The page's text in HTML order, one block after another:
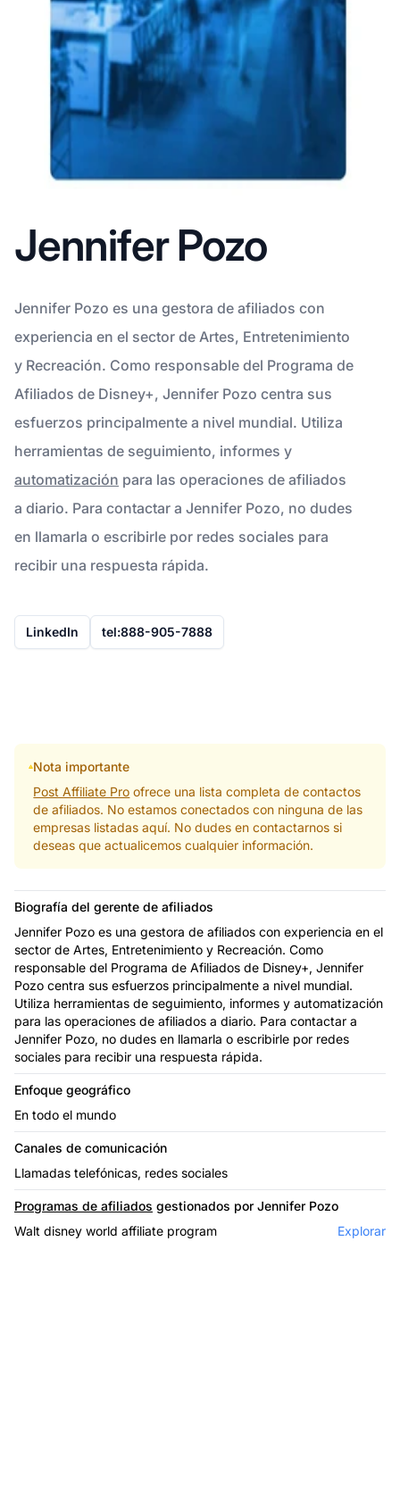
Jennifer Pozo
Jennifer Pozo es una gestora de afiliados con
experiencia en el sector de Artes, Entretenimiento
y Recreación. Como responsable del Programa de
Afiliados de Disney+, Jennifer Pozo centra sus
esfuerzos principalmente a nivel mundial. Utiliza
herramientas de seguimiento, informes y
automatización para las operaciones de afiliados
a diario. Para contactar a Jennifer Pozo, no dudes
en llamarla o escribirle por redes sociales para
recibir una respuesta rápida.
LinkedIn tel:888-905-7888
Nota importante
Post Affiliate Pro ofrece una lista completa de contactos
de afiliados. No estamos conectados con ninguna de las
empresas listadas aquí. No dudes en contactarnos si
deseas que actualicemos cualquier información.
Biografía del gerente de afiliados
Jennifer Pozo es una gestora de afiliados con experiencia en el
sector de Artes, Entretenimiento y Recreación. Como
responsable del Programa de Afiliados de Disney+, Jennifer
Pozo centra sus esfuerzos principalmente a nivel mundial.
Utiliza herramientas de seguimiento, informes y automatización
para las operaciones de afiliados a diario. Para contactar a
Jennifer Pozo, no dudes en llamarla o escribirle por redes
sociales para recibir una respuesta rápida.
Enfoque geográfico
En todo el mundo
Canales de comunicación
Llamadas telefónicas, redes sociales
Programas de afiliados gestionados por Jennifer Pozo
Walt disney world affiliate program
Explorar